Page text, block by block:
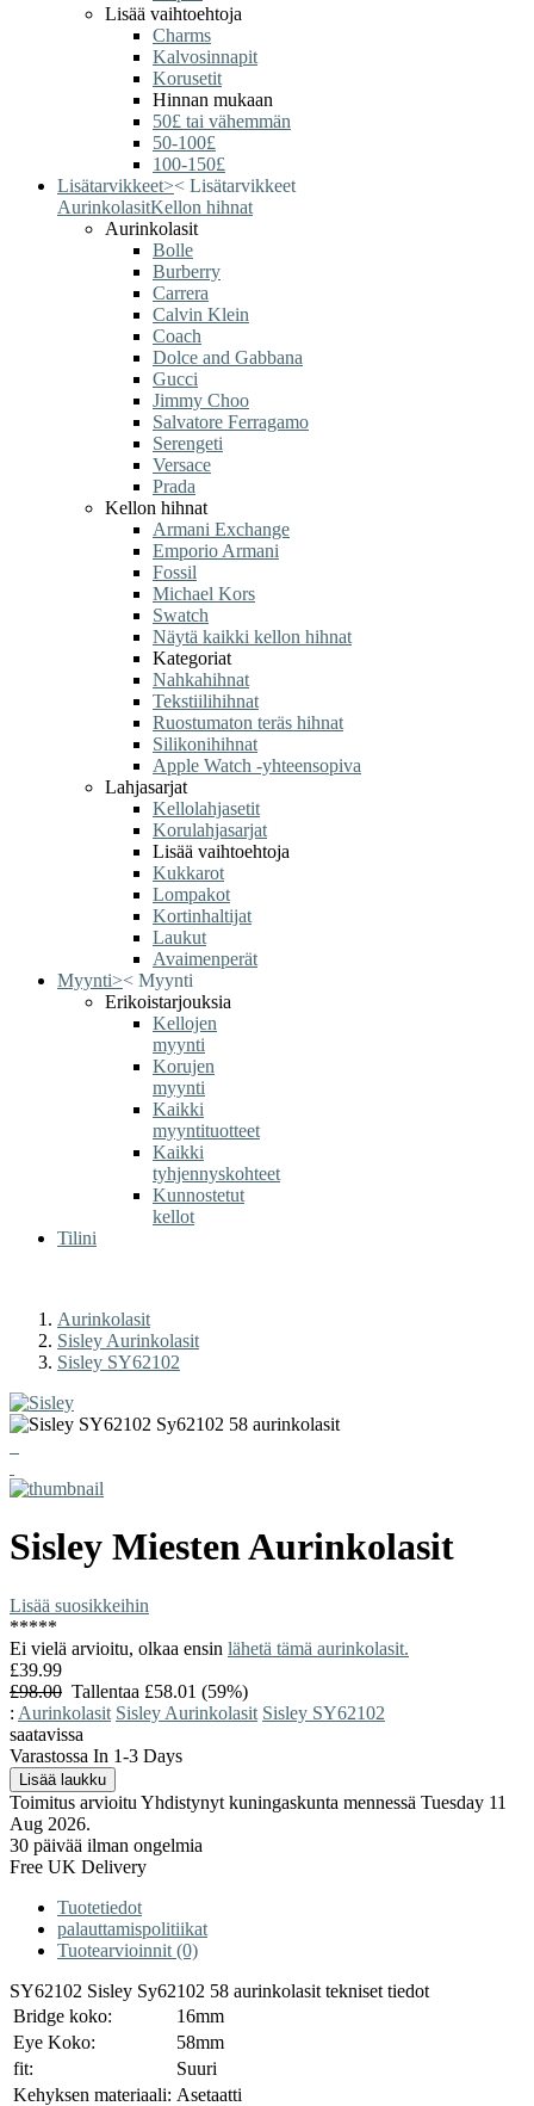
Lisää vaihtoehtoja
Charms
Kalvosinnapit
Korusetit
Hinnan mukaan
50£ tai vähemmän
50-100£
100-150£
Lisätarvikkeet>< Lisätarvikkeet
AurinkolasitKellon hihnat
Aurinkolasit
Bolle
Burberry
Carrera
Calvin Klein
Coach
Dolce and Gabbana
Gucci
Jimmy Choo
Salvatore Ferragamo
Serengeti
Versace
Prada
Kellon hihnat
Armani Exchange
Emporio Armani
Fossil
Michael Kors
Swatch
Näytä kaikki kellon hihnat
Kategoriat
Nahkahihnat
Tekstiilihihnat
Ruostumaton teräs hihnat
Silikonihihnat
Apple Watch -yhteensopiva
Lahjasarjat
Kellolahjasetit
Korulahjasarjat
Lisää vaihtoehtoja
Kukkarot
Lompakot
Kortinhaltijat
Laukut
Avaimenperät
Myynti>< Myynti
Erikoistarjouksia
Kellojen
myynti
Korujen
myynti
Kaikki
myyntituotteet
Kaikki
tyhjennyskohteet
Kunnostetut
kellot
Tilini
Aurinkolasit
Sisley Aurinkolasit
Sisley SY62102
Sisley Miesten Aurinkolasit
Lisää suosikkeihin
*****
Ei vielä arvioitu, olkaa ensin lähetä tämä aurinkolasit.
£39.99
£98.00 Tallentaa £58.01 (59%)
: Aurinkolasit Sisley Aurinkolasit Sisley SY62102
saatavissa
Varastossa In 1-3 Days
Toimitus arvioitu Yhdistynyt kuningaskunta mennessä Tuesday 11
Aug 2026.
30 päivää ilman ongelmia
Free UK Delivery
Tuotetiedot
palauttamispolitiikat
Tuotearvioinnit (0)
SY62102 Sisley Sy62102 58 aurinkolasit tekniset tiedot
Bridge koko:
16mm
Eye Koko:
58mm
fit:
Suuri
Kehyksen materiaali: Asetaatti